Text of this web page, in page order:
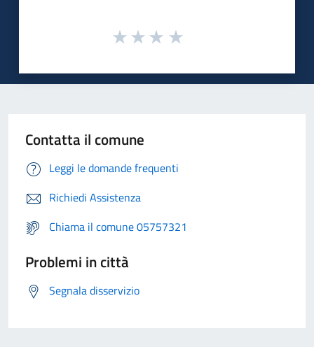
Contatta il comune
Leggi le domande frequenti
Richiedi Assistenza
Chiama il comune 05757321
Problemi in città
Segnala disservizio